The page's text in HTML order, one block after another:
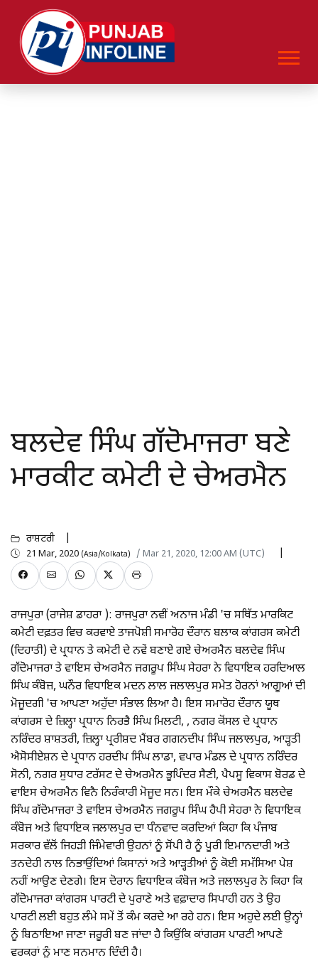
ਬਲਦੇਵ ਸਿੰਘ ਗੱਦੋਮਾਜਰਾ ਬਣੇ
ਮਾਰਕੀਟ ਕਮੇਟੀ ਦੇ ਚੇਅਰਮੈਨ
ਰਾਸ਼ਟਰੀ
21 Mar, 2020 (Asia/Kolkata) / Mar 21, 2020, 12:00 AM (UTC)
ਰਾਜਪੁਰਾ (ਰਾਜੇਸ਼ ਡਾਹਰਾ ): ਰਾਜਪੁਰਾ ਨਵੀਂ ਅਨਾਜ ਮੰਡੀ 'ਚ ਸਥਿੱਤ ਮਾਰਕਿਟ
ਕਮੇਟੀ ਦਫ਼ਤਰ ਵਿਚ ਕਰਵਾਏ ਤਾਜਪੋਸ਼ੀ ਸਮਾਰੋਹ ਦੌਰਾਨ ਬਲਾਕ ਕਾਂਗਰਸ ਕਮੇਟੀ
(ਦਿਹਾਤੀ) ਦੇ ਪ੍ਰਧਾਨ ਤੇ ਕਮੇਟੀ ਦੇ ਨਵੇਂ ਬਣਾਏ ਗਏ ਚੇਅਰਮੈਨ ਬਲਦੇਵ ਸਿੰਘ
ਗੱਦੋਮਾਜਰਾ ਤੇ ਵਾਇਸ ਚੇਅਰਮੈਨ ਜਗਰੂਪ ਸਿੰਘ ਸੇਹਰਾ ਨੇ ਵਿਧਾਇਕ ਹਰਦਿਆਲ
ਸਿੰਘ ਕੰਬੋਜ਼, ਘਨੌਰ ਵਿਧਾਇਕ ਮਦਨ ਲਾਲ ਜਲਾਲਪੁਰ ਸਮੇਤ ਹੋਰਨਾਂ ਆਗੂਆਂ ਦੀ
ਮੋਜੂਦਗੀ 'ਚ ਆਪਣਾ ਅਹੁੱਦਾ ਸੰਭਾਲ ਲਿਆ ਹੈ। ਇਸ ਸਮਾਰੋਹ ਦੌਰਾਨ ਯੂਥ
ਕਾਂਗਰਸ ਦੇ ਜ਼ਿਲ੍ਹਾ ਪ੍ਰਧਾਨ ਨਿਰਭੈ ਸਿੰਘ ਮਿਲਟੀ, , ਨਗਰ ਕੋਂਸਲ ਦੇ ਪ੍ਰਧਾਨ
ਨਰਿੰਦਰ ਸ਼ਾਸ਼ਤਰੀ, ਜ਼ਿਲ੍ਹਾ ਪ੍ਰਰੀਸ਼ਦ ਮੈਂਬਰ ਗਗਨਦੀਪ ਸਿੰਘ ਜਲਾਲਪੁਰ, ਆੜ੍ਹਤੀ
ਐਸੋਸੀਏਸ਼ਨ ਦੇ ਪ੍ਰਧਾਨ ਹਰਦੀਪ ਸਿੰਘ ਲਾਡਾ, ਵਪਾਰ ਮੰਡਲ ਦੇ ਪ੍ਰਧਾਨ ਨਰਿੰਦਰ
ਸੋਨੀ, ਨਗਰ ਸੁਧਾਰ ਟਰੱਸਟ ਦੇ ਚੇਅਰਮੈਨ ਭੂਪਿੰਦਰ ਸੈਣੀ, ਪੈਪਸੂ ਵਿਕਾਸ ਬੋਰਡ ਦੇ
ਵਾਇਸ ਚੇਅਰਮੈਨ ਵਿਨੈ ਨਿਰੰਕਾਰੀ ਮੋਜੂਦ ਸਨ। ਇਸ ਮੌਕੇ ਚੇਅਰਮੈਨ ਬਲਦੇਵ
ਸਿੰਘ ਗੱਦੋਮਾਜਰਾ ਤੇ ਵਾਇਸ ਚੇਅਰਮੈਨ ਜਗਰੂਪ ਸਿੰਘ ਹੈਪੀ ਸੇਹਰਾ ਨੇ ਵਿਧਾਇਕ
ਕੰਬੋਜ ਅਤੇ ਵਿਧਾਇਕ ਜਲਾਲਪੁਰ ਦਾ ਧੰਨਵਾਦ ਕਰਦਿਆਂ ਕਿਹਾ ਕਿ ਪੰਜਾਬ
ਸਰਕਾਰ ਵੱਲੋਂ ਜਿਹੜੀ ਜਿੰਮੇਵਾਰੀ ਉਹਨਾਂ ਨੂੰ ਸੋਂਪੀ ਹੈ ਨੂੰ ਪੂਰੀ ਇਮਾਨਦਾਰੀ ਅਤੇ
ਤਨਦੇਹੀ ਨਾਲ ਨਿਭਾਉਂਦਿਆਂ ਕਿਸਾਨਾਂ ਅਤੇ ਆੜ੍ਹਤੀਆਂ ਨੂੰ ਕੋਈ ਸਮੱਸਿਆ ਪੇਸ਼
ਨਹੀਂ ਆਉਣ ਦੇਣਗੇ। ਇਸ ਦੋਰਾਨ ਵਿਧਾਇਕ ਕੰਬੋਜ ਅਤੇ ਜਲਾਲਪੁਰ ਨੇ ਕਿਹਾ ਕਿ
ਗੱਦੋਮਾਜਰਾ ਕਾਂਗਰਸ ਪਾਰਟੀ ਦੇ ਪੁਰਾਣੇ ਅਤੇ ਵਫ਼ਾਦਾਰ ਸਿਪਾਹੀ ਹਨ ਤੇ ਉਹ
ਪਾਰਟੀ ਲਈ ਬਹੁਤ ਲੰਮੇ ਸਮੇਂ ਤੋਂ ਕੰਮ ਕਰਦੇ ਆ ਰਹੇ ਹਨ। ਇਸ ਅਹੁਦੇ ਲਈ ਉਨ੍ਹਾਂ
ਨੂੰ ਬਿਠਾਇਆ ਜਾਣਾ ਜਰੂਰੀ ਬਣ ਜਾਂਦਾ ਹੈ ਕਿਉਂਕਿ ਕਾਂਗਰਸ ਪਾਰਟੀ ਆਪਣੇ
ਵਰਕਰਾਂ ਨੂੰ ਮਾਣ ਸਨਮਾਨ ਦਿੰਦੀ ਹੈ।